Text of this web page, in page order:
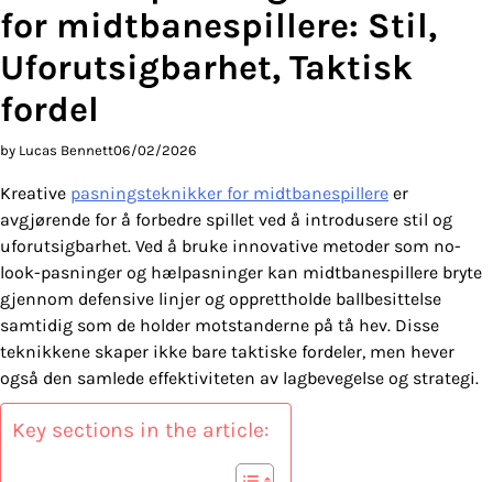
for midtbanespillere: Stil,
Uforutsigbarhet, Taktisk
fordel
by Lucas Bennett06/02/2026
Kreative pasningsteknikker for midtbanespillere er
avgjørende for å forbedre spillet ved å introdusere stil og
uforutsigbarhet. Ved å bruke innovative metoder som no-
look-pasninger og hælpasninger kan midtbanespillere bryte
gjennom defensive linjer og opprettholde ballbesittelse
samtidig som de holder motstanderne på tå hev. Disse
teknikkene skaper ikke bare taktiske fordeler, men hever
også den samlede effektiviteten av lagbevegelse og strategi.
Key sections in the article: